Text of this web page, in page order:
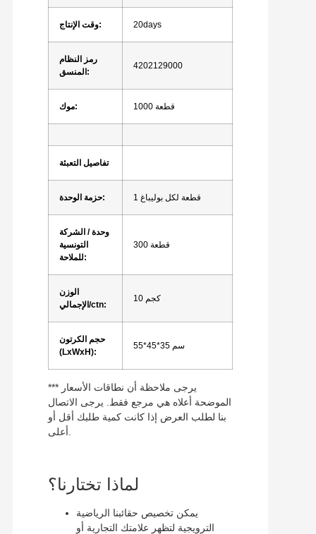
وقت الإنتاج: 20days
رمز النظام
المنسق:
4202129000
موك: 1000 قطعة
تفاصيل التعبئة
حزمة الوحدة: 1 قطعة لكل بوليباغ
وحدة / الشركة
التونسية
للملاحة:
300 قطعة
الوزن
الإجمالي/ctn:
10 كجم
حجم الكرتون
(LxWxH):
55*45*35 سم
*** يرجى ملاحظة أن نطاقات الأسعار
الموضحة أعلاه هي مرجع فقط. يرجى الاتصال
بنا لطلب العرض إذا كانت كمية طلبك أقل أو
أعلى.
لماذا تختارنا؟
يمكن تخصيص حقائبنا الرياضية
الترويجية لتظهر علامتك التجارية أو